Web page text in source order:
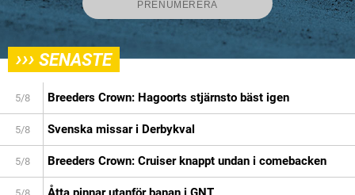
››› SENASTE
5/8 Breeders Crown: Hagoorts stjärnsto bäst igen
5/8 Svenska missar i Derbykval
5/8 Breeders Crown: Cruiser knappt undan i comebacken